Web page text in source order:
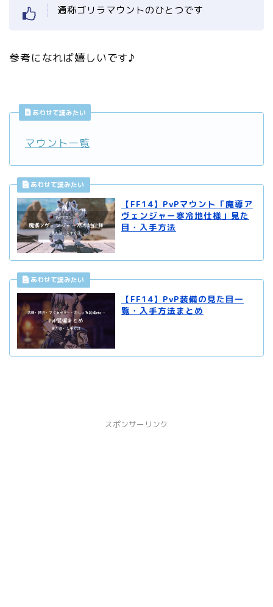
通称ゴリラマウントのひとつです
参考になれば嬉しいです♪
あわせて読みたい
マウント一覧
【FF14】PvPマウント「魔導ア
ヴェンジャー寒冷地仕様」見た
目・入手方法
【FF14】PvP装備の見た目一
覧・入手方法まとめ
スポンサーリンク